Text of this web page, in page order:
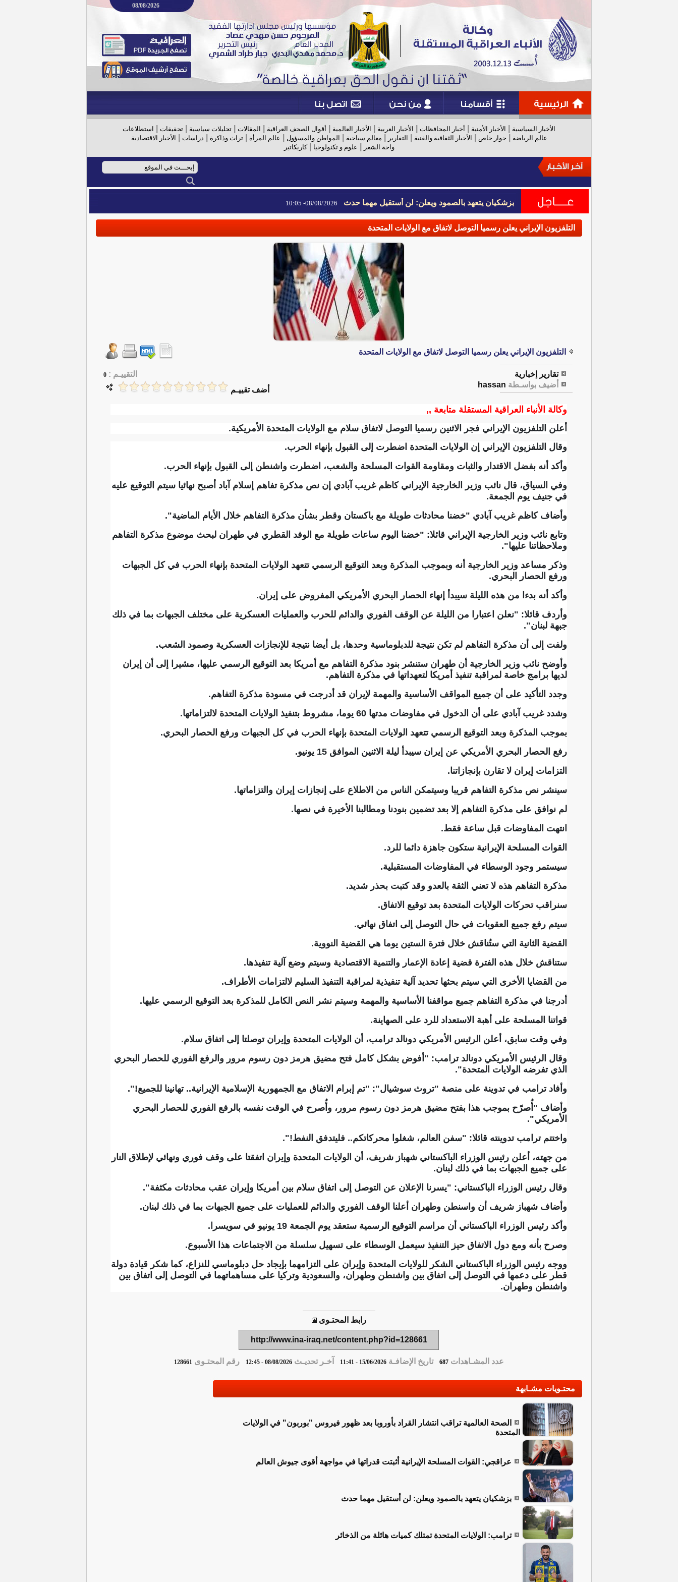
08/08/2026
الأخبار السياسية الأخبار الأمنية أخبار المحافظات الأخبار العربية الأخبار العالمية أقوال الصحف العراقية المقالات تحليلات سياسية تحقيقات
استطلاعات
عالم الرياضة
حوار خاص الأخبار الثقافية والفنية التقارير معالم سياحية المواطن والمسؤول عالم المرأة |تراث وذاكرة دراسات
الأخبار الاقتصادية
واحة الشعر
علوم و تكنولوجيا |كاريكاتير
بزشكيان يتعهد بالصمود ويعلن: لن أستقيل مهما حدث 08/08/2026- 10:05
التلفزيون الإيراني يعلن رسميا التوصل لاتفاق مع الولايات المتحدة
التلفزيون الإيراني يعلن رسميا التوصل لاتفاق مع الولايات المتحدة
تقارير إخبارية التقييـم : 0
أضيف بواسـطة hassan
أضف تقييـم
وكالة الأنباء العراقية المستقلة متابعة ,,
أعلن التلفزيون الإيراني فجر الاثنين رسميا التوصل لاتفاق سلام مع الولايات المتحدة الأمريكية.
وقال التلفزيون الإيراني إن الولايات المتحدة اضطرت إلى القبول بإنهاء الحرب.
وأكد أنه بفضل الاقتدار والثبات ومقاومة القوات المسلحة والشعب، اضطرت واشنطن إلى القبول بإنهاء الحرب.
وفي السياق، قال نائب وزير الخارجية الإيراني كاظم غريب آبادي إن نص مذكرة تفاهم إسلام آباد أصبح نهائيا سيتم التوقيع عليه
في جنيف يوم الجمعة.
وأضاف كاظم غريب آبادي "خضنا محادثات طويلة مع باكستان وقطر بشأن مذكرة التفاهم خلال الأيام الماضية".
وتابع نائب وزير الخارجية الإيراني قائلا: "خضنا اليوم ساعات طويلة مع الوفد القطري في طهران لبحث موضوع مذكرة التفاهم
وملاحظاتنا عليها".
وذكر مساعد وزير الخارجية أنه وبموجب المذكرة وبعد التوقيع الرسمي تتعهد الولايات المتحدة بإنهاء الحرب في كل الجبهات
ورفع الحصار البحري.
وأكد أنه بدءا من هذه الليلة سيبدأ إنهاء الحصار البحري الأمريكي المفروض على إيران.
وأردف قائلا: "نعلن اعتبارا من الليلة عن الوقف الفوري والدائم للحرب والعمليات العسكرية على مختلف الجبهات بما في ذلك
جبهة لبنان".
ولفت إلى أن مذكرة التفاهم لم تكن نتيجة للدبلوماسية وحدها، بل أيضا نتيجة للإنجازات العسكرية وصمود الشعب.
وأوضح نائب وزير الخارجية أن طهران ستنشر بنود مذكرة التفاهم مع أمريكا بعد التوقيع الرسمي عليها، مشيرا إلى أن إيران
لديها برامج خاصة لمراقبة تنفيذ أمريكا لتعهداتها في مذكرة التفاهم.
وجدد التأكيد على أن جميع المواقف الأساسية والمهمة لإيران قد أدرجت في مسودة مذكرة التفاهم.
وشدد غريب آبادي على أن الدخول في مفاوضات مدتها 60 يوما، مشروط بتنفيذ الولايات المتحدة لالتزاماتها.
بموجب المذكرة وبعد التوقيع الرسمي تتعهد الولايات المتحدة بإنهاء الحرب في كل الجبهات ورفع الحصار البحري.
رفع الحصار البحري الأمريكي عن إيران سيبدأ ليلة الاثنين الموافق 15 يونيو.
التزامات إيران لا تقارن بإنجازاتنا.
سينشر نص مذكرة التفاهم قريبا وسيتمكن الناس من الاطلاع على إنجازات إيران والتزاماتها.
لم نوافق على مذكرة التفاهم إلا بعد تضمين بنودنا ومطالبنا الأخيرة في نصها.
انتهت المفاوضات قبل ساعة فقط.
القوات المسلحة الإيرانية ستكون جاهزة دائما للرد.
سيستمر وجود الوسطاء في المفاوضات المستقبلية.
مذكرة التفاهم هذه لا تعني الثقة بالعدو وقد كتبت بحذر شديد.
سنراقب تحركات الولايات المتحدة بعد توقيع الاتفاق.
سيتم رفع جميع العقوبات في حال التوصل إلى اتفاق نهائي.
القضية الثانية التي ستُناقش خلال فترة الستين يوما هي القضية النووية.
ستناقش خلال هذه الفترة قضية إعادة الإعمار والتنمية الاقتصادية وسيتم وضع آلية تنفيذها.
من القضايا الأخرى التي سيتم بحثها تحديد آلية تنفيذية لمراقبة التنفيذ السليم لالتزامات الأطراف.
أدرجنا في مذكرة التفاهم جميع مواقفنا الأساسية والمهمة وسيتم نشر النص الكامل للمذكرة بعد التوقيع الرسمي عليها.
قواتنا المسلحة على أهبة الاستعداد للرد على الصهاينة.
وفي وقت سابق، أعلن الرئيس الأمريكي دونالد ترامب، أن الولايات المتحدة وإيران توصلتا إلى اتفاق سلام.
وقال الرئيس الأمريكي دونالد ترامب: "أفوض بشكل كامل فتح مضيق هرمز دون رسوم مرور والرفع الفوري للحصار البحري
الذي تفرضه الولايات المتحدة".
وأفاد ترامب في تدوينة على منصة "تروث سوشيال": "تم إبرام الاتفاق مع الجمهورية الإسلامية الإيرانية.. تهانينا للجميع!".
وأضاف "أُصرّح بموجب هذا بفتح مضيق هرمز دون رسوم مرور، وأُصرح في الوقت نفسه بالرفع الفوري للحصار البحري
الأمريكي".
واختتم ترامب تدوينته قائلا: "سفن العالم، شغلوا محركاتكم.. فليتدفق النفط!".
من جهته، أعلن رئيس الوزراء الباكستاني شهباز شريف، أن الولايات المتحدة وإيران اتفقتا على وقف فوري ونهائي لإطلاق النار
على جميع الجبهات بما في ذلك لبنان.
وقال رئيس الوزراء الباكستاني: "يسرنا الإعلان عن التوصل إلى اتفاق سلام بين أمريكا وإيران عقب محادثات مكثفة".
وأضاف شهباز شريف أن واسنطن وطهران أعلنا الوقف الفوري والدائم للعمليات على جميع الجبهات بما في ذلك لبنان.
وأكد رئيس الوزراء الباكستاني أن مراسم التوقيع الرسمية ستعقد يوم الجمعة 19 يونيو في سويسرا.
وصرح بأنه ومع دول الاتفاق حيز التنفيذ سيعمل الوسطاء على تسهيل سلسلة من الاجتماعات هذا الأسبوع.
ووجه رئيس الوزراء الباكستاني الشكر للولايات المتحدة وإيران على التزامهما بإيجاد حل دبلوماسي للنزاع، كما شكر قيادة دولة
قطر على دعمها في التوصل إلى اتفاق بين واشنطن وطهران، والسعودية وتركيا على مساهماتهما في التوصل إلى اتفاق بين
واشنطن وطهران.
رابط المحتـوى
http://www.ina-iraq.net/content.php?id=128661
عدد المشـاهدات687 تاريخ الإضافـة15/06/2026 - 11:41 آخـر تحديـث08/08/2026 - 12:45 رقم المحتـوى 128661
محتـويات مشـابهة
الصحة العالمية تراقب انتشار القراد بأوروبا بعد ظهور فيروس "بوربون" في الولايات
المتحدة
عراقجي: القوات المسلحة الإيرانية أثبتت قدراتها في مواجهة أقوى جيوش العالم
بزشكيان يتعهد بالصمود ويعلن: لن أستقيل مهما حدث
ترامب: الولايات المتحدة تمتلك كميات هائلة من الذخائر